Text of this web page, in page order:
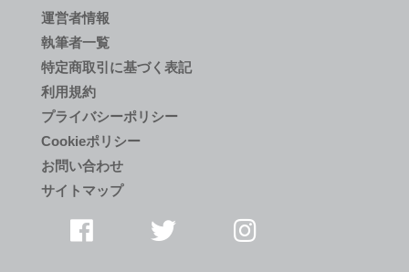
運営者情報
執筆者一覧
特定商取引に基づく表記
利用規約
プライバシーポリシー
Cookieポリシー
お問い合わせ
サイトマップ